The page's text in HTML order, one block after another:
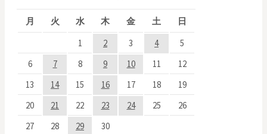
ビ
ゲ
ー
シ
ョ
月 火 水 木 金 土 日
1 2 3 4
5
6
7 8 9 10 11
12
13
14 15 16 17 18
19
20
21 22 23 24 25
26
27
28 29 30